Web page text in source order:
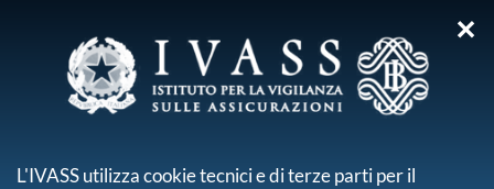
sei qui:
✕
L'IVASS utilizza cookie tecnici e di terze parti per il